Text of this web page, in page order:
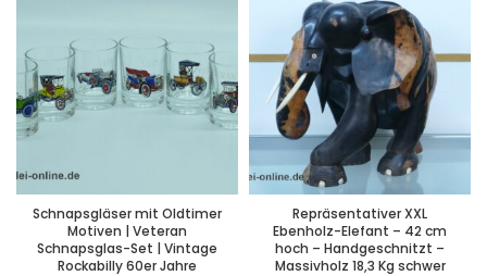
Schnapsgläser mit Oldtimer
Motiven | Veteran
Schnapsglas-Set | Vintage
Rockabilly 60er Jahre
Repräsentativer XXL
Ebenholz-Elefant – 42 cm
hoch – Handgeschnitzt –
Massivholz 18,3 Kg schwer